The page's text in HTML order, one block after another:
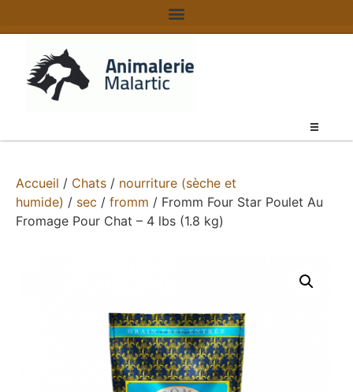
Accueil / Chats / nourriture (sèche et
humide) / sec / fromm / Fromm Four Star Poulet Au
Fromage Pour Chat – 4 lbs (1.8 kg)